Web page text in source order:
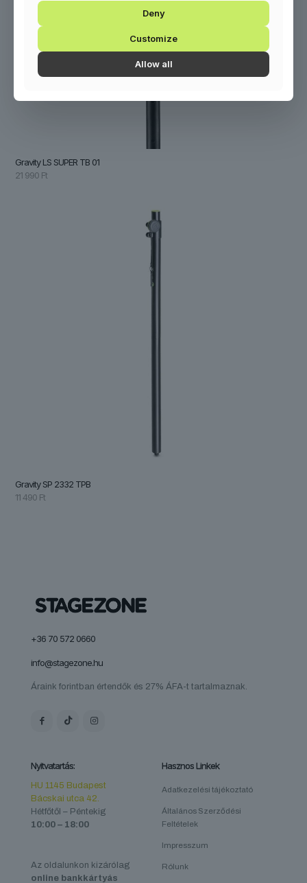
Gravity LS SUPER TB 01
21 990 Ft
Gravity SP 2332 TPB
11 490 Ft
+36 70 572 0660
info@stagezone.hu
Áraink forintban értendők és 27% ÁFA-t tartalmaznak.
Nyitvatartás:
HU 1145 Budapest
Bácskai utca 42.
Hétfőtől – Péntekig
10:00 – 18:00
Az oldalunkon kizárólag
online bankkártyás
Hasznos Linkek
Adatkezelési tájékoztató
Általános Szerződési
Feltételek
Impresszum
Rólunk
Deny
Customize
Allow all